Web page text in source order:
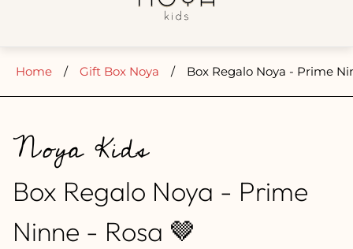
Home / Gift Box Noya / Box Regalo Noya - Prime
Noya Kids
Box Regalo Noya - Prime
Ninne - Rosa 🤎